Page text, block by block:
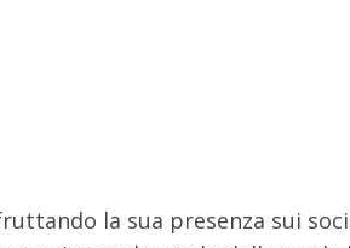
la sua presenza sui